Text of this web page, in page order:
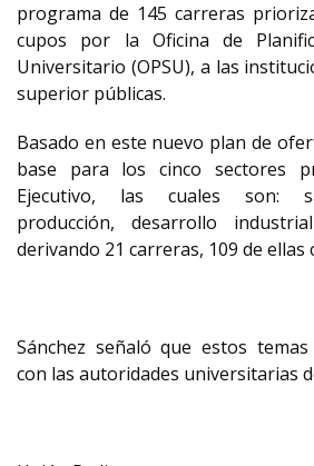
programa de 145 carreras
cupos por la Oficina de
Universitario (OPSU), a las
superior públicas.
Basado en este nuevo plan de
base para los cinco sectores
Ejecutivo, las cuales son:
producción, desarrollo
derivando 21 carreras, 109 de ellas
Sánchez señaló que estos
con las autoridades universitarias